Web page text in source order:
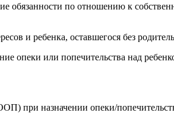
обязанности по отношению к
и ребенка, оставшегося без
опеки или попечительства над
при назначении опеки/